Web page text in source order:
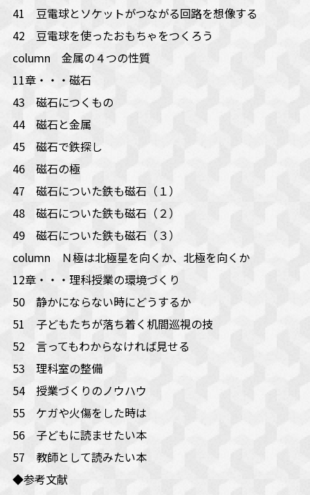
41 豆電球とソケットがつながる回路を想像する
42 豆電球を使ったおもちゃをつくろう
column 金属の４つの性質
11章・・・磁石
43 磁石につくもの
44 磁石と金属
45 磁石で鉄探し
46 磁石の極
47 磁石についた鉄も磁石（１）
48 磁石についた鉄も磁石（２）
49 磁石についた鉄も磁石（３）
column Ｎ極は北極星を向くか、北極を向くか
12章・・・理科授業の環境づくり
50 静かにならない時にどうするか
51 子どもたちが落ち着く机間巡視の技
52 言ってもわからなければ見せる
53 理科室の整備
54 授業づくりのノウハウ
55 ケガや火傷をした時は
56 子どもに読ませたい本
57 教師として読みたい本
◆参考文献